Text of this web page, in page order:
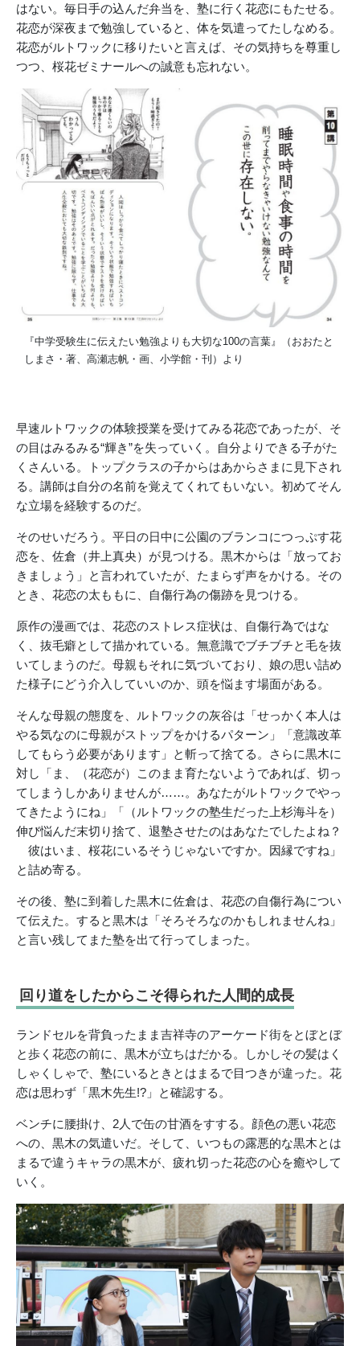
はない。毎日手の込んだ弁当を、塾に行く花恋にもたせる。
花恋が深夜まで勉強していると、体を気遣ってたしなめる。
花恋がルトワックに移りたいと言えば、その気持ちを尊重し
つつ、桜花ゼミナールへの誠意も忘れない。
『中学受験生に伝えたい勉強よりも大切な100の言葉』（おおたと
しまさ・著、高瀬志帆・画、小学館・刊）より
早速ルトワックの体験授業を受けてみる花恋であったが、そ
の目はみるみる“輝き”を失っていく。自分よりできる子がた
くさんいる。トップクラスの子からはあからさまに見下され
る。講師は自分の名前を覚えてくれてもいない。初めてそん
な立場を経験するのだ。
そのせいだろう。平日の日中に公園のブランコにつっぷす花
恋を、佐倉（井上真央）が見つける。黒木からは「放ってお
きましょう」と言われていたが、たまらず声をかける。その
とき、花恋の太ももに、自傷行為の傷跡を見つける。
原作の漫画では、花恋のストレス症状は、自傷行為ではな
く、抜毛癖として描かれている。無意識でブチブチと毛を抜
いてしまうのだ。母親もそれに気づいており、娘の思い詰め
た様子にどう介入していいのか、頭を悩ます場面がある。
そんな母親の態度を、ルトワックの灰谷は「せっかく本人は
やる気なのに母親がストップをかけるパターン」「意識改革
してもらう必要があります」と斬って捨てる。さらに黒木に
対し「ま、（花恋が）このまま育たないようであれば、切っ
てしまうしかありませんが……。あなたがルトワックでやっ
てきたようにね」「（ルトワックの塾生だった上杉海斗を）
伸び悩んだ末切り捨て、退塾させたのはあなたでしたよね？
彼はいま、桜花にいるそうじゃないですか。因縁ですね」
と詰め寄る。
その後、塾に到着した黒木に佐倉は、花恋の自傷行為につい
て伝えた。すると黒木は「そろそろなのかもしれませんね」
と言い残してまた塾を出て行ってしまった。
回り道をしたからこそ得られた人間的成長
ランドセルを背負ったまま吉祥寺のアーケード街をとぼとぼ
と歩く花恋の前に、黒木が立ちはだかる。しかしその髪はく
しゃくしゃで、塾にいるときとはまるで目つきが違った。花
恋は思わず「黒木先生!?」と確認する。
ベンチに腰掛け、2人で缶の甘酒をすする。顔色の悪い花恋
への、黒木の気遣いだ。そして、いつもの露悪的な黒木とは
まるで違うキャラの黒木が、疲れ切った花恋の心を癒やして
いく。